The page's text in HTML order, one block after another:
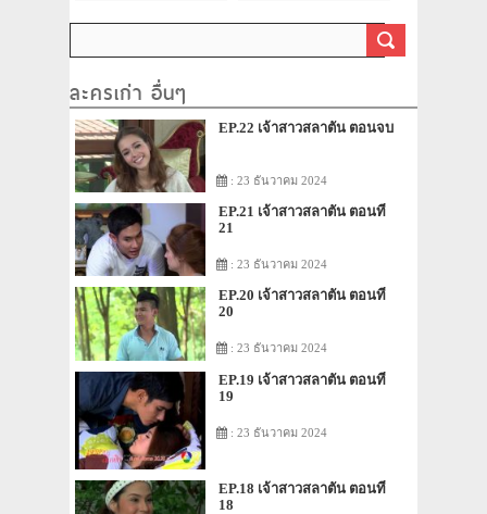
ละครเก่า อื่นๆ
EP.22 เจ้าสาวสลาตัน ตอนจบ
: 23 ธันวาคม 2024
EP.21 เจ้าสาวสลาตัน ตอนที่
21
: 23 ธันวาคม 2024
EP.20 เจ้าสาวสลาตัน ตอนที่
20
: 23 ธันวาคม 2024
EP.19 เจ้าสาวสลาตัน ตอนที่
19
: 23 ธันวาคม 2024
EP.18 เจ้าสาวสลาตัน ตอนที่
18